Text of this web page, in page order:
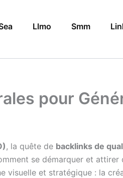
Llmo Smm
pour
, la quête de backlinks de
se démarquer et
visuelle et stratégique : la